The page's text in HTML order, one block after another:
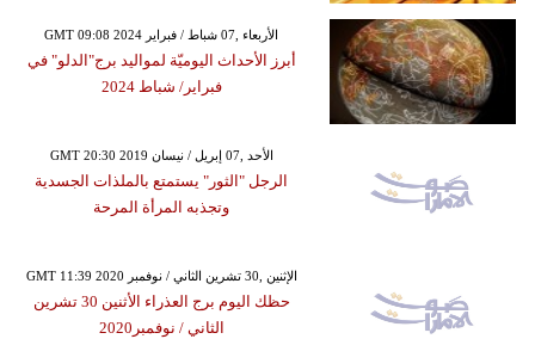
GMT 09:08 2024 الأربعاء ,07 شباط / فبراير
أبرز الأحداث اليوميّة لمواليد برج"الدلو" في
فبراير/ شباط 2024
GMT 20:30 2019 الأحد ,07 إبريل / نيسان
الرجل "الثور" يستمتع بالملذات الجسدية
وتجذبه المرأة المرحة
GMT 11:39 2020 الإثنين ,30 تشرين الثاني / نوفمبر
حظك اليوم برج العذراء الأثنين 30 تشرين
الثاني / نوفمبر2020